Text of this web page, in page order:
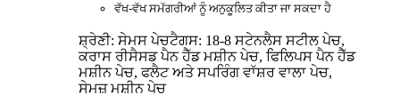
ਵੱਖ-ਵੱਖ ਸਮੱਗਰੀਆਂ ਨੂੰ ਅਨੁਕੂਲਿਤ ਕੀਤਾ ਜਾ ਸਕਦਾ ਹੈ
ਸ਼੍ਰੇਣੀ: ਸੇਮਸ ਪੇਚਟੈਗਸ: 18-8 ਸਟੇਨਲੈਸ ਸਟੀਲ ਪੇਚ,
ਕਰਾਸ ਰੀਸੈਸਡ ਪੈਨ ਹੈੱਡ ਮਸ਼ੀਨ ਪੇਚ, ਫਿਲਿਪਸ ਪੈਨ ਹੈੱਡ
ਮਸ਼ੀਨ ਪੇਚ, ਫਲੈਟ ਅਤੇ ਸਪਰਿੰਗ ਵਾੱਸ਼ਰ ਵਾਲਾ ਪੇਚ,
ਸੇਮਜ਼ ਮਸ਼ੀਨ ਪੇਚ